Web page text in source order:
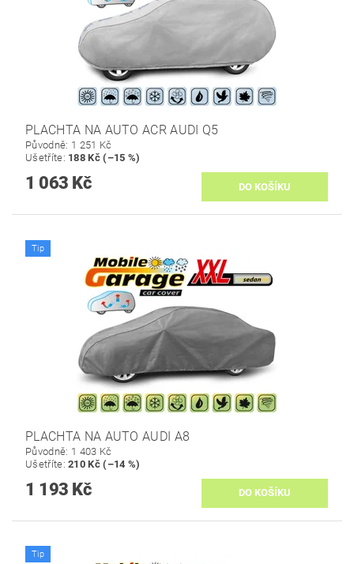
PLACHTA NA AUTO ACR AUDI Q5
Původně: 1 251 Kč
Ušetříte: 188 Kč (–15 %)
1 063 Kč
Tip
PLACHTA NA AUTO AUDI A8
Původně: 1 403 Kč
Ušetříte:210 Kč (–14 %)
1 193 Kč
Tip